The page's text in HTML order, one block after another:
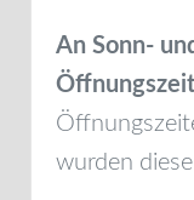
An Sonn-
wurden